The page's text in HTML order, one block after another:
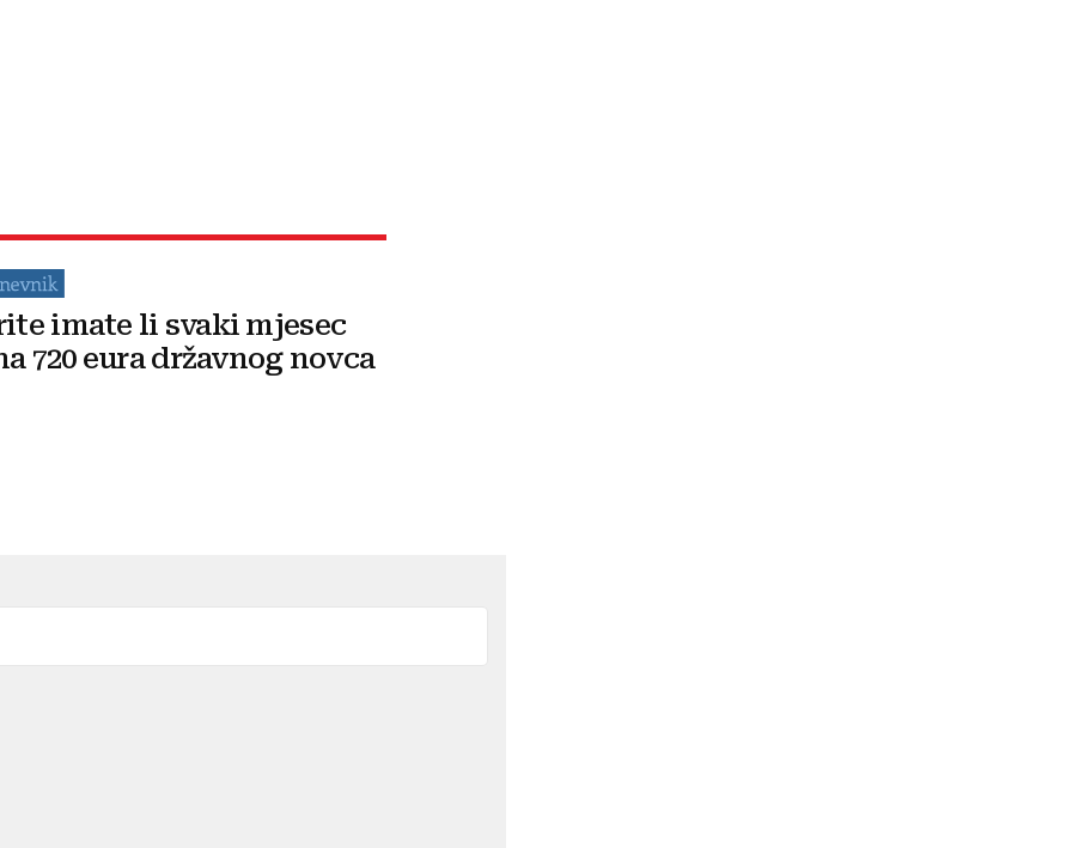
imate li svaki mjesec
720 eura državnog novca